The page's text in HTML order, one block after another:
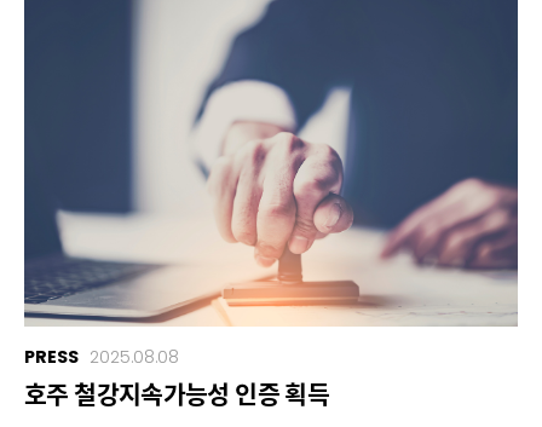
PRESS 2025.08.08
호주 철강지속가능성 인증 획득